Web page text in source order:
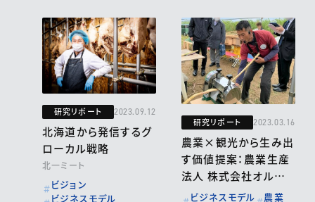
研究リポート 2023.09.12
北海道から発信するグ
ローカル戦略
北一ミート
ビジョン
ビジネスモデル
研究リポート 2023.03.16
農業×観光から生み出
す価値提案：農業生産
法人 株式会社オルタナ
ティブファーム宮古
ビジネスモデル 農業